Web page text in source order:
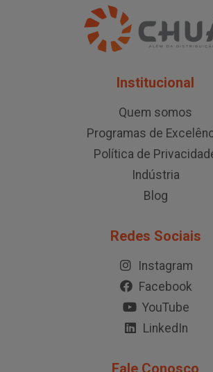
Institucional
Quem somos
Programas de
Política de
Indústria
Blog
Redes Sociais
Instagram
Facebook
YouTube
LinkedIn